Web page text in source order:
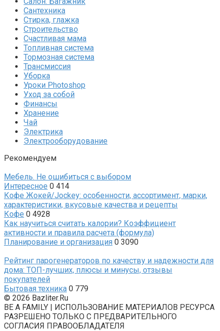
Сантехника
Стирка, глажка
Строительство
Счастливая мама
Топливная система
Тормозная система
Трансмиссия
Уборка
Уроки Photoshop
Уход за собой
Финансы
Хранение
Чай
Электрика
Электрооборудование
Рекомендуем
Мебель. Не ошибиться с выбором
Интересное 0 414
Кофе Жокей/Jockey: особенности, ассортимент, марки,
характеристики, вкусовые качества и рецепты
Кофе 0 4928
Как научиться считать калории? Коэффициент
активности и правила расчета (формула)
Планирование и организация 0 3090
Рейтинг парогенераторов по качеству и надежности для
дома: ТОП-лучших, плюсы и минусы, отзывы
покупателей
Бытовая техника 0 779
© 2026 Bazliter.Ru
BE A FAMILY | ИСПОЛЬЗОВАНИЕ МАТЕРИАЛОВ РЕСУРСА
РАЗРЕШЕНО ТОЛЬКО С ПРЕДВАРИТЕЛЬНОГО
СОГЛАСИЯ ПРАВООБЛАДАТЕЛЯ